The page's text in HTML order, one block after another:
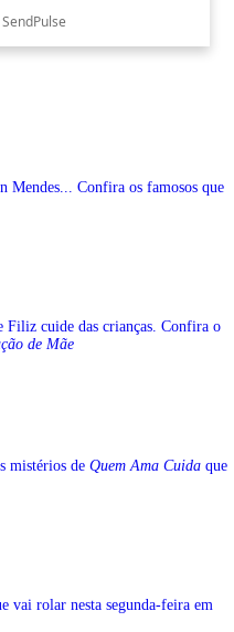
Mendes... Confira os famosos que
Filiz cuide das crianças. Confira o
de Mãe
mistérios de Quem Ama Cuida que
vai rolar nesta segunda-feira em